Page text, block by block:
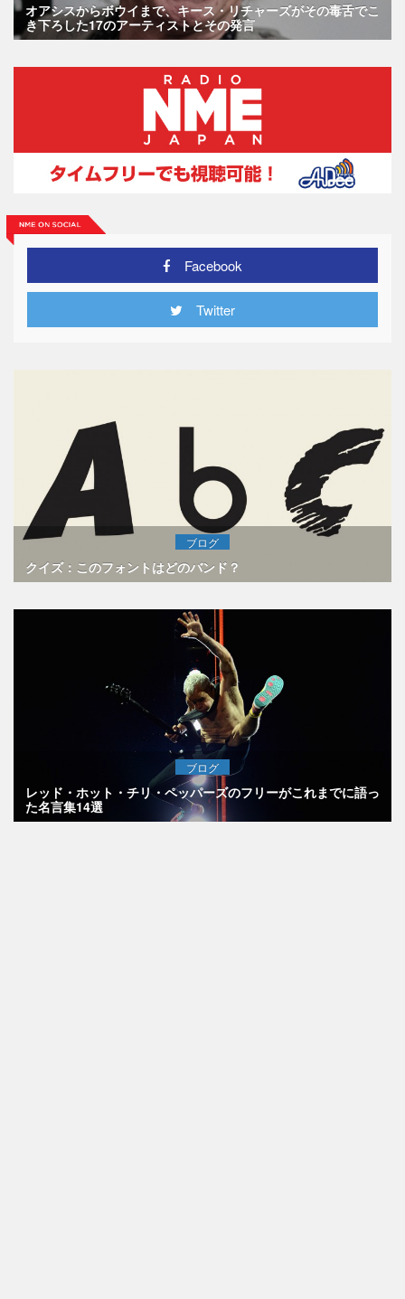
オアシスからボウイまで、キース・リチャーズがその毒舌でこ
き下ろした17のアーティストとその発言
Facebook
Twitter
ブログ
クイズ：このフォントはどのバンド？
ブログ
レッド・ホット・チリ・ペッパーズのフリーがこれまでに語っ
た名言集14選